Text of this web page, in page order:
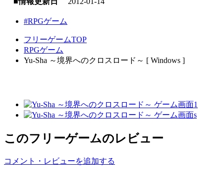
#RPGゲーム
フリーゲームTOP
RPGゲーム
Yu-Sha ～境界へのクロスロード～ [ Windows ]
このフリーゲームのレビュー
コメント・レビューを追加する